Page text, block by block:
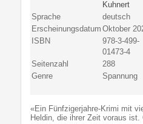
Kuhnert
Sprache
deutsch
Erscheinungsdatum Oktober
ISBN
978-3-499-
01473-4
Seitenzahl
288
Genre
Spannung
«Ein Fünfzigerjahre-Krimi mit
Heldin, die ihrer Zeit voraus